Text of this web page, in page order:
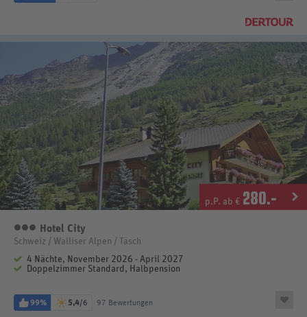
p.P. ab € 280.-
3 Sterne
Hotel City
Schweiz / Walliser Alpen / Täsch
4 Nächte, November 2026 - April 2027
Doppelzimmer Standard, Halbpension
99% 5,4/6 97 Bewertungen